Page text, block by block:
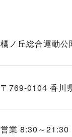
橘ノ丘総合運動公
〒769-0104 香川
営業 8:30～21:30